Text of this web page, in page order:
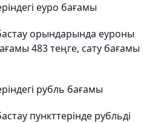
еуро бағамы
орындарында еуроны
483 теңге, сату бағамы
рубль бағамы
пункттерінде рубльді